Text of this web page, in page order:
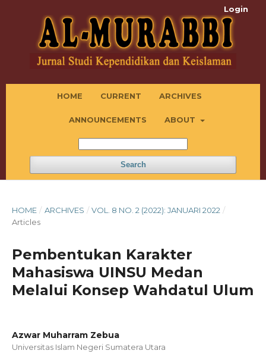
HOME CURRENT ARCHIVES
ANNOUNCEMENTS ABOUT
Search
Login
HOME / ARCHIVES / VOL. 8 NO. 2 (2022): JANUARI 2022 /
Articles
Pembentukan Karakter
Mahasiswa UINSU Medan
Melalui Konsep Wahdatul Ulum
Azwar Muharram Zebua
Universitas Islam Negeri Sumatera Utara